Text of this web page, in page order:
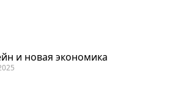
и новая экономика